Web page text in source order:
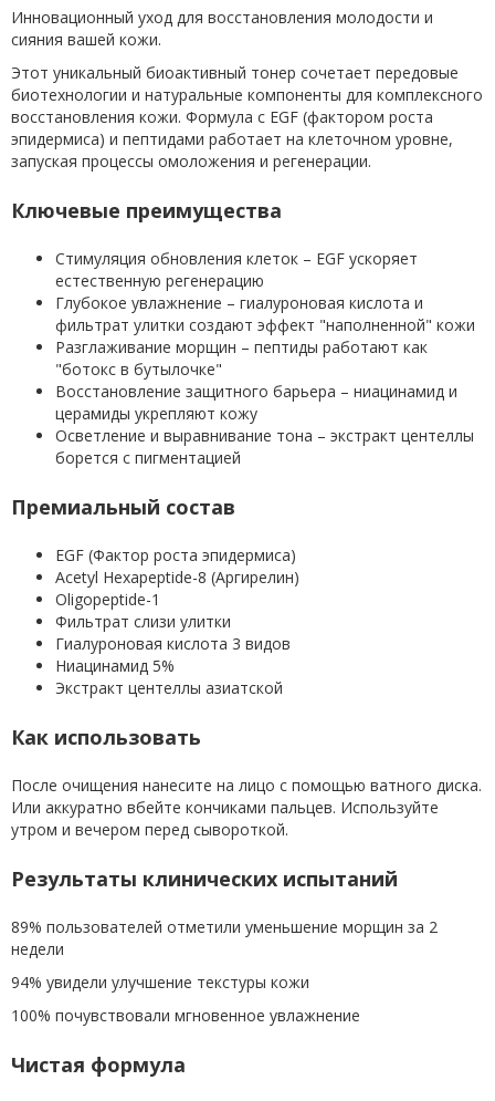
Инновационный уход для восстановления молодости и
сияния вашей кожи.
Этот уникальный биоактивный тонер сочетает передовые
биотехнологии и натуральные компоненты для комплексного
восстановления кожи. Формула с EGF (фактором роста
эпидермиса) и пептидами работает на клеточном уровне,
запуская процессы омоложения и регенерации.
Ключевые преимущества
Стимуляция обновления клеток – EGF ускоряет
естественную регенерацию
Глубокое увлажнение – гиалуроновая кислота и
фильтрат улитки создают эффект "наполненной" кожи
Разглаживание морщин – пептиды работают как
"ботокс в бутылочке"
Восстановление защитного барьера – ниацинамид и
церамиды укрепляют кожу
Осветление и выравнивание тона – экстракт центеллы
борется с пигментацией
Премиальный состав
EGF (Фактор роста эпидермиса)
Acetyl Hexapeptide-8 (Аргирелин)
Oligopeptide-1
Фильтрат слизи улитки
Гиалуроновая кислота 3 видов
Ниацинамид 5%
Экстракт центеллы азиатской
Как использовать
После очищения нанесите на лицо с помощью ватного диска.
Или аккуратно вбейте кончиками пальцев. Используйте
утром и вечером перед сывороткой.
Результаты клинических испытаний
89% пользователей отметили уменьшение морщин за 2
недели
94% увидели улучшение текстуры кожи
100% почувствовали мгновенное увлажнение
Чистая формула